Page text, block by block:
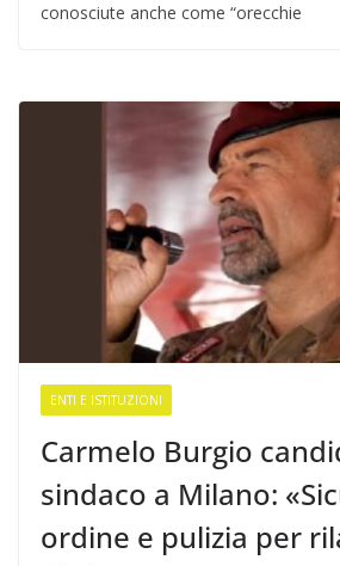
conosciute anche come “orecchie
ENTI E ISTITUZIONI
Carmelo Burgio
sindaco a Milano:
ordine e pulizia per